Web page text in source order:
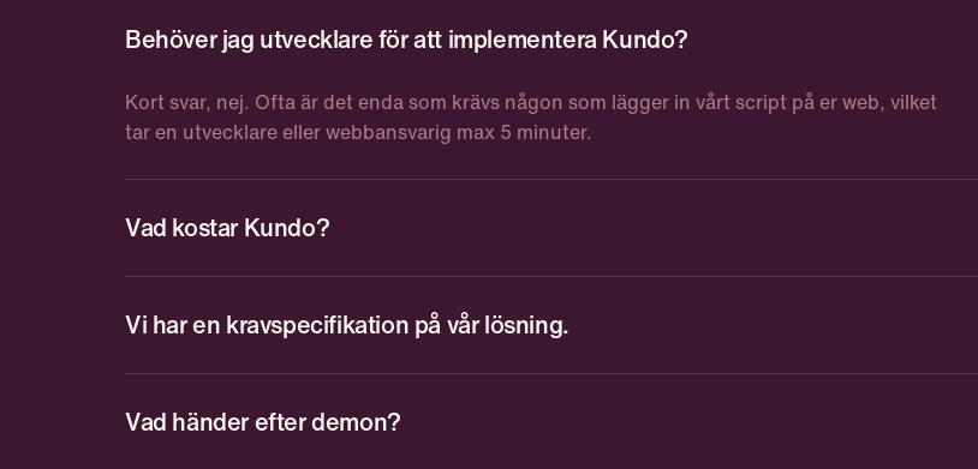
Behöver jag utvecklare för att implementera Kundo?
Kort svar, nej. Ofta är det enda som krävs någon som lägger in vårt script på er web, vilket
tar en utvecklare eller webbansvarig max 5 minuter.
Vad kostar Kundo?
funktioner ni använder.
Vi har en kravspecifikation på vår lösning.
innan vi bokar en tid för ett möte.
Vad händer efter demon?